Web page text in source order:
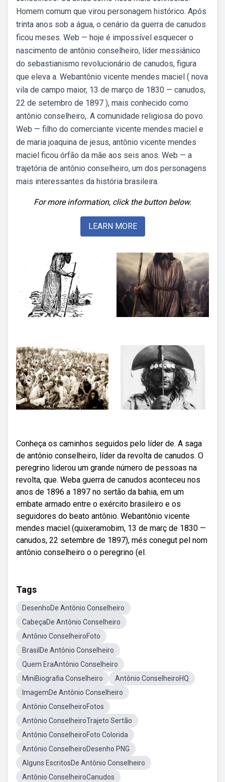
Homem comum que virou personagem histórico. Após
trinta anos sob a água, o cenário da guerra de canudos
ficou meses. Web — hoje é impossível esquecer o
nascimento de antônio conselheiro, líder messiânico
do sebastianismo revolucionário de canudos, figura
que eleva a. Webantônio vicente mendes maciel ( nova
vila de campo maior, 13 de março de 1830 — canudos,
22 de setembro de 1897 ), mais conhecido como
antônio conselheiro,. A comunidade religiosa do povo.
Web — filho do comerciante vicente mendes maciel e
de maria joaquina de jesus, antônio vicente mendes
maciel ficou órfão da mãe aos seis anos. Web — a
trajetória de antônio conselheiro, um dos personagens
mais interessantes da história brasileira.
For more information, click the button below.
LEARN MORE
Conheça os caminhos seguidos pelo líder de. A saga
de antônio conselheiro, líder da revolta de canudos. O
peregrino liderou um grande número de pessoas na
revolta, que. Weba guerra de canudos aconteceu nos
anos de 1896 a 1897 no sertão da bahia, em um
embate armado entre o exército brasileiro e os
seguidores do beato antônio. Webantônio vicente
mendes maciel (quixeramobim, 13 de març de 1830 —
canudos, 22 setembre de 1897), més conegut pel nom
antônio conselheiro o o peregrino (el.
Tags
DesenhoDe Antônio Conselheiro
CabeçaDe Antônio Conselheiro
Antônio ConselheiroFoto
BrasilDe Antônio Conselheiro
Quem EraAntônio Conselheiro
MiniBiografia Conselheiro
Antônio ConselheiroHQ
ImagemDe Antônio Conselheiro
Antônio ConselheiroFotos
Antônio ConselheiroTrajeto Sertão
Antônio ConselheiroFoto Colorida
Antônio ConselheiroDesenho PNG
Alguns EscritosDe Antônio Conselheiro
Antônio ConselheiroCanudos